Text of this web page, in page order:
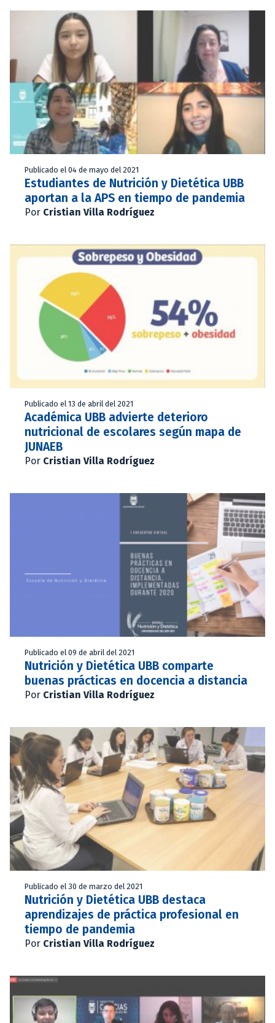
Publicado el 04 de mayo del 2021
Estudiantes de Nutrición y Dietética UBB
aportan a la APS en tiempo de pandemia
Por Cristian Villa Rodríguez
Publicado el 13 de abril del 2021
Académica UBB advierte deterioro
nutricional de escolares según mapa de
JUNAEB
Por Cristian Villa Rodríguez
Publicado el 09 de abril del 2021
Nutrición y Dietética UBB comparte
buenas prácticas en docencia a distancia
Por Cristian Villa Rodríguez
Publicado el 30 de marzo del 2021
Nutrición y Dietética UBB destaca
aprendizajes de práctica profesional en
tiempo de pandemia
Por Cristian Villa Rodríguez